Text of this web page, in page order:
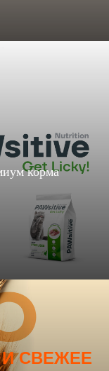
корма
СВЕЖЕЕ